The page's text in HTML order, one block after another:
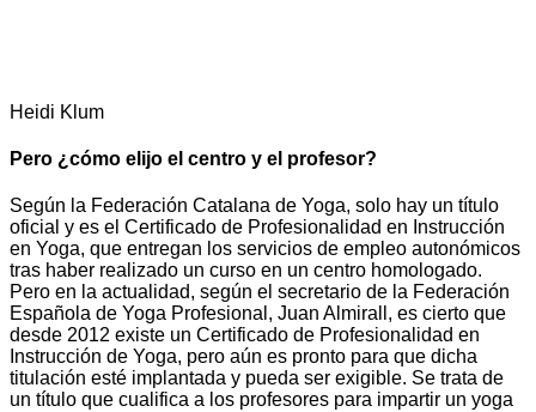
Heidi Klum
Pero ¿cómo elijo el centro y el profesor?
Según la Federación Catalana de Yoga, solo hay un título
oficial y es el Certificado de Profesionalidad en Instrucción
en Yoga, que entregan los servicios de empleo autonómicos
tras haber realizado un curso en un centro homologado.
Pero en la actualidad, según el secretario de la Federación
Española de Yoga Profesional, Juan Almirall, es cierto que
desde 2012 existe un Certificado de Profesionalidad en
Instrucción de Yoga, pero aún es pronto para que dicha
titulación esté implantada y pueda ser exigible. Se trata de
un título que cualifica a los profesores para impartir un yoga